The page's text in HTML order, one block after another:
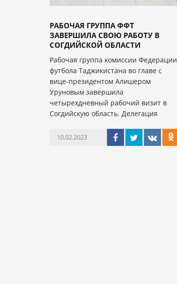
РАБОЧАЯ ГРУППА ФФТ
ЗАВЕРШИЛА СВОЮ РАБОТУ В
СОГДИЙСКОЙ ОБЛАСТИ
Рабочая группа комиссии Федерации
футбола Таджикистана во главе с
вице-президентом Алишером
Уруновым завершила
четырехдневный рабочий визит в
Согдийскую область. Делегация
10.02.2023